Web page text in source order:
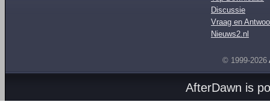
Discussie
Vraag en
Nieuws2.nl
© 1999-2026
AfterDawn is